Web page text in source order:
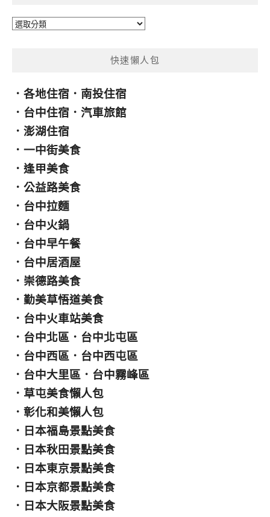
分
快速懶人包
． 各地住宿 ． 南投住宿
． 台中住宿 ． 汽車旅館
． 澎湖住宿
． 一中街美食
． 逢甲美食
． 公益路美食
． 台中拉麵
． 台中火鍋
． 台中早午餐
． 台中居酒屋
． 崇德路美食
． 勤美草悟道美食
． 台中火車站美食
． 台中北區 ． 台中北屯區
． 台中西區 ． 台中西屯區
． 台中大里區 ． 台中霧峰區
． 草屯美食懶人包
． 彰化和美懶人包
． 日本福島景點美食
． 日本秋田景點美食
． 日本東京景點美食
． 日本京都景點美食
． 日本大阪景點美食